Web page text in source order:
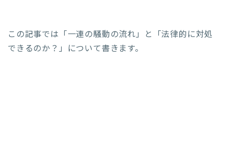
この記事では「一連の騒動の流れ」と「法律的に対処
できるのか？」について書きます。